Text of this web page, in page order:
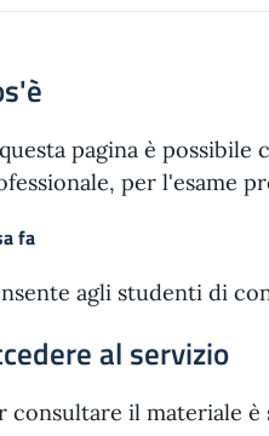
pagina è
per l'esame
fa
agli studenti di
al servizio
consultare il materiale